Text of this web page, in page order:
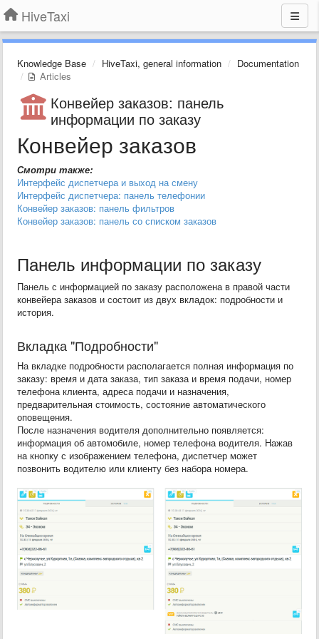
HiveTaxi
Knowledge Base HiveTaxi, general information
Documentation
Articles
Конвейер заказов: панель
информации по заказу
Конвейер заказов
Смотри также:
Интерфейс диспетчера и выход на смену
Интерфейс диспетчера: панель телефонии
Конвейер заказов: панель фильтров
Конвейер заказов: панель со списком заказов
Панель информации по заказу
Панель с информацией по заказу расположена в правой части
конвейера заказов и состоит из двух вкладок: подробности и
история.
Вкладка "Подробности"
На вкладке подробности располагается полная информация по
заказу: время и дата заказа, тип заказа и время подачи, номер
телефона клиента, адреса подачи и назначения,
предварительная стоимость, состояние автоматического
оповещения.
После назначения водителя дополнительно появляется:
информация об автомобиле, номер телефона водителя. Нажав
на кнопку с изображением телефона, диспетчер может
позвонить водителю или клиенту без набора номера.